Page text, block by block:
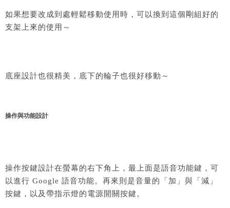
如果想要改成到處輕鬆移動使用時，可以換到這個剛組好的
支架上來的使用～
底座設計也很精美，底下的輪子也很好移動～
操作與功能設計
操作按鍵設計在螢幕的右下角上，最上面是語音功能鍵，可
以進行 Google 語音功能。再來則是音量的「加」與「減」
按鍵，以及帶指示燈的電源開關按鍵。